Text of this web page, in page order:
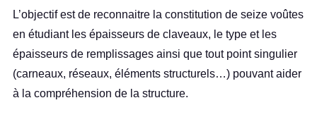
L’objectif est de reconnaitre la constitution de seize voûtes
en étudiant les épaisseurs de claveaux, le type et les
épaisseurs de remplissages ainsi que tout point singulier
(carneaux, réseaux, éléments structurels…) pouvant aider
à la compréhension de la structure.